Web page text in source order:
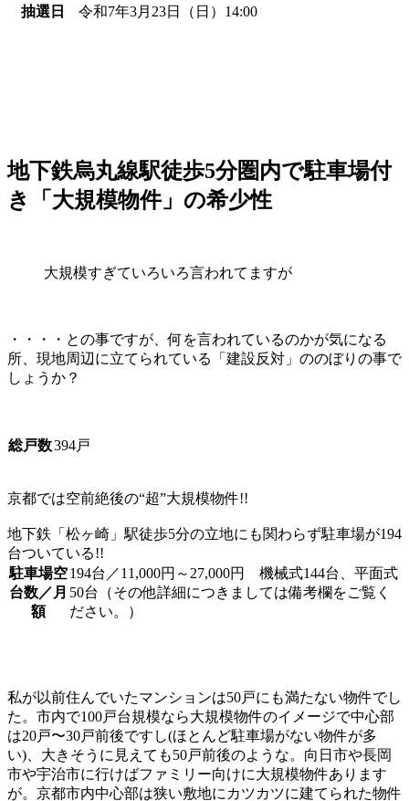
抽選日
令和7年3月23日（日）14:00
地下鉄烏丸線駅徒歩5分圏内で駐車場付
き「大規模物件」の希少性
大規模すぎていろいろ言われてますが
・・・・との事ですが、何を言われているのかが気になる
所、現地周辺に立てられている「建設反対」ののぼりの事で
しょうか？
総戸数394戸
京都では空前絶後の“超”大規模物件!!
地下鉄「松ヶ崎」駅徒歩5分の立地にも関わらず駐車場が194
台ついている!!
駐車場空
台数／月
額
194台／11,000円～27,000円 機械式144台、平面式
50台（その他詳細につきましては備考欄をご覧く
ださい。）
私が以前住んでいたマンションは50戸にも満たない物件でし
た。市内で100戸台規模なら大規模物件のイメージで中心部
は20戸〜30戸前後ですし(ほとんど駐車場がない物件が多
い)、大きそうに見えても50戸前後のような。向日市や長岡
市や宇治市に行けばファミリー向けに大規模物件あります
が。京都市内中心部は狭い敷地にカツカツに建てられた物件